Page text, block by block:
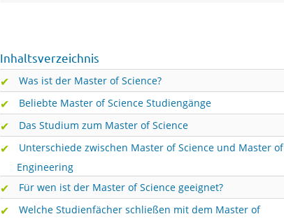
Inhaltsverzeichnis
Was ist der Master of Science?
Beliebte Master of Science Studiengänge
Das Studium zum Master of Science
Unterschiede zwischen Master of Science und Master of
Engineering
Für wen ist der Master of Science geeignet?
Welche Studienfächer schließen mit dem Master of